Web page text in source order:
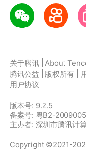
关于腾讯 About
腾讯公益
版权所有
用户协议
版本号: 9.2.5
备案号: 粤B2-
主办者: 深圳市腾讯计
Copyright ©2021-